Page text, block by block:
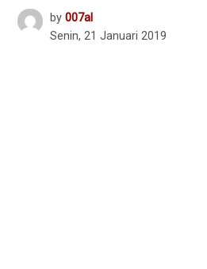
by 007al
Senin, 21 Januari 2019